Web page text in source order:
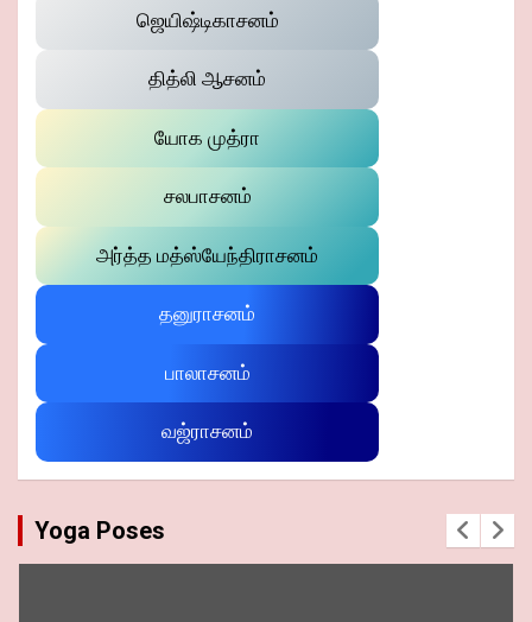
ஜெயிஷ்டிகாசனம்
தித்லி ஆசனம்
யோக முத்ரா
சலபாசனம்
அர்த்த மத்ஸ்யேந்திராசனம்
தனுராசனம்
பாலாசனம்
வஜ்ராசனம்
Yoga Poses